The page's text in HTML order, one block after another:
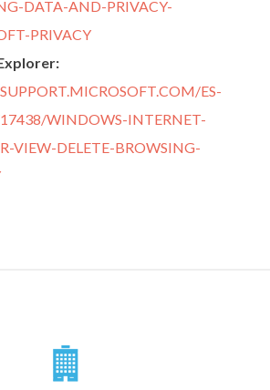
DATA-AND-PRIVACY-
PRIVACY
ES-
17438/WINDOWS-INTERNET-
VIEW-DELETE-BROWSING-